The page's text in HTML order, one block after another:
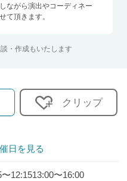
ながら演出やコーディネー
て頂きます。
・作成もいたします
クリップ
日を見る
〜12:1513:00〜16:00